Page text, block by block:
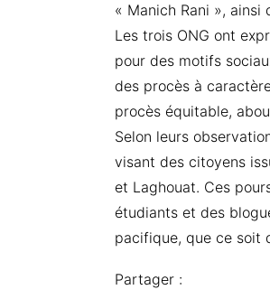
« Manich Rani »,
Les trois ONG ont
pour des motifs
des procès à
procès équitable,
Selon leurs
visant des citoyens
et Laghouat. Ces
étudiants et des
pacifique, que ce soit
Partager :